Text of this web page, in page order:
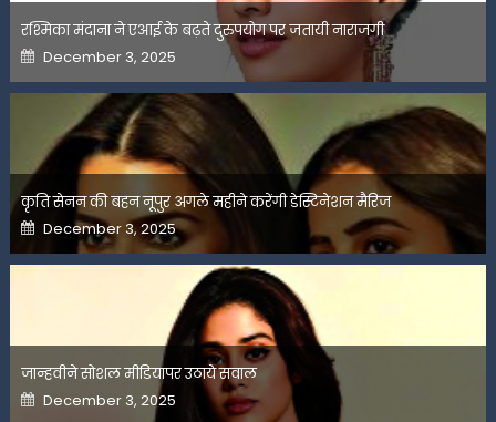
रश्मिका मंदाना ने एआई के बढ़ते दुरुपयोग पर जतायी नाराजगी
Posted
on
December 3, 2025
कृति सेनन की बहन नूपुर अगले महीने करेंगी डेस्टिनेशन मैरिज
Posted
on
December 3, 2025
जान्हवीने सोशल मीडियापर उठाये सवाल
Posted
on
December 3, 2025